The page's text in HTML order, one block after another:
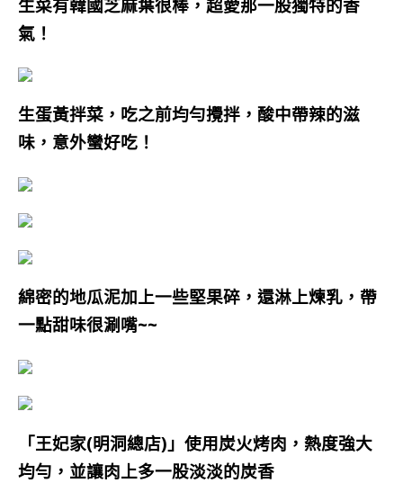
生菜有韓國芝麻葉很棒，超愛那一股獨特的香
氣！
生蛋黃拌菜，吃之前均勻攪拌，酸中帶辣的滋
味，意外蠻好吃！
綿密的地瓜泥加上一些堅果碎，還淋上煉乳，帶
一點甜味很涮嘴~~
「王妃家(明洞總店)」使用炭火烤肉，熱度強大
均勻，並讓肉上多一股淡淡的炭香